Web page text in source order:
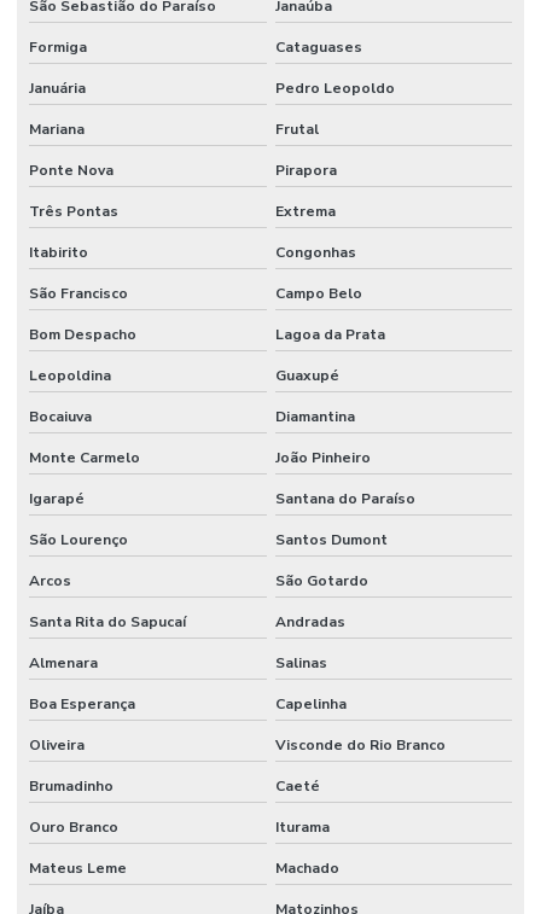
Manutenção elétrica preventiva
Manutenção de equipamentos industriais
Manutenção de estações de tratamento de água
Manutenção industrial
Manutenção de infraestrutura empresarial
Manutenção de instalações elétricas industriais
Manutenção Inteligente Em Indústrias
Manutenção Predial
Manutenção predial
Manutenção Predial Comercial
Manutenção Predial De Edifícios Comerciais
Manutenção Predial De Estruturas
Manutenção Predial De Pequenas Obras
Manutenção predial preventiva e corretiva
Manutenção Predial Residencial
Manutenção Preditiva
Manutenção Preditiva Com Internet Das Coisas
São Sebastião do Paraíso Janaúba
Formiga Cataguases
Januária Pedro Leopoldo
Mariana Frutal
Ponte Nova Pirapora
Três Pontas Extrema
Itabirito Congonhas
São Francisco Campo Belo
Bom Despacho Lagoa da Prata
Leopoldina Guaxupé
Bocaiuva Diamantina
Monte Carmelo João Pinheiro
Igarapé Santana do Paraíso
São Lourenço Santos Dumont
Arcos São Gotardo
Santa Rita do Sapucaí Andradas
Almenara Salinas
Boa Esperança Capelinha
Oliveira Visconde do Rio Branco
Brumadinho Caeté
Ouro Branco Iturama
Mateus Leme Machado
Jaíba Matozinhos